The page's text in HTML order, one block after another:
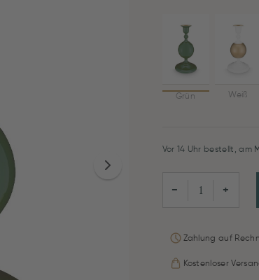
Grün Weiß
Vor 14 Uhr bestellt, am
− +
Zahlung auf
Kostenloser